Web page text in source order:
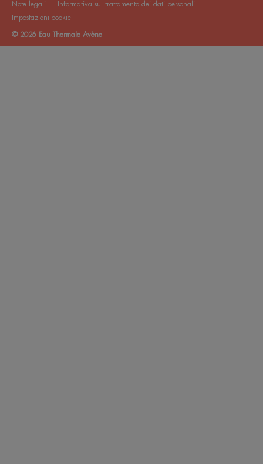
Note legali
Informativa sul trattamento dei dati personali
Impostazioni cookie
© 2026 Eau Thermale Avène